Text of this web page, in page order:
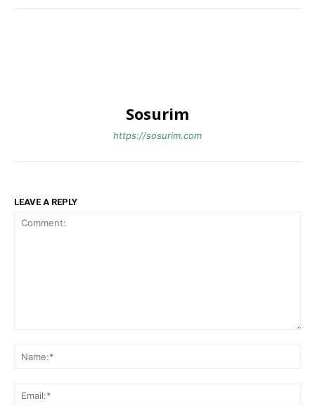
Sosurim
https://sosurim.com
LEAVE A REPLY